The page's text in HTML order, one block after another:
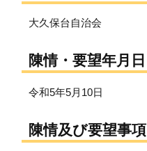
大久保台自治会
陳情・要望年月日
令和5年5月10日
陳情及び要望事項